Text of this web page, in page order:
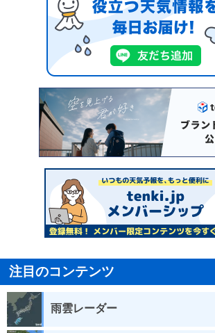
注目のコンテンツ
雨雲レーダー